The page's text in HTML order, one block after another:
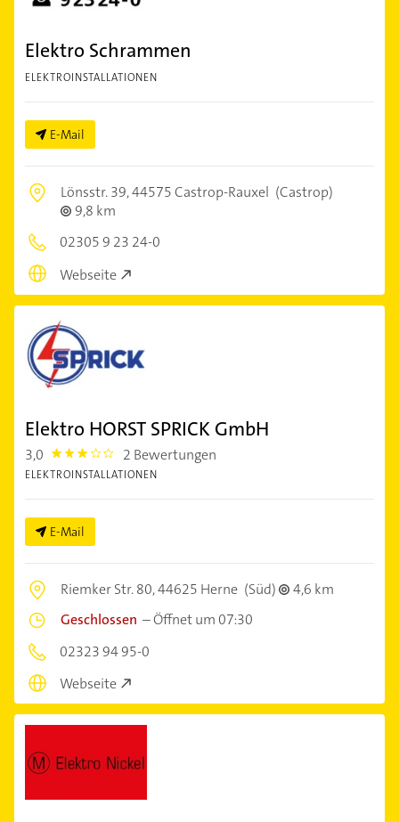
Elektro Schrammen
ELEKTROINSTALLATIONEN
E-Mail
Lönsstr. 39,44575 Castrop-Rauxel (Castrop)
9,8 km
02305 9 23 24-0
Webseite
Elektro HORST SPRICK GmbH
3,0 3.0 2 Bewertungen
ELEKTROINSTALLATIONEN
E-Mail
Riemker Str. 80,44625 Herne (Süd)
4,6 km
Geschlossen –Öffnet um 07:30
02323 94 95-0
Webseite